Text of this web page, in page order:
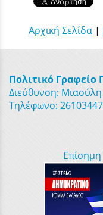
Αρχική Σελίδα|
Πολιτικό Γραφείο
Διεύθυνση:
Τηλέφωνο: